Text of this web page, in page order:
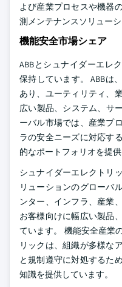
よび産業プロセスや機器
測メンテナンスソリュー
機能安全市場シェア
ABBとシュナイダーエレ
保持しています。 ABBは
あり、ユーティリティ、
広い製品、システム、サ
ーバル市場では、産業プ
ラの安全ニーズに対応す
的なポートフォリオを提供
シュナイダーエレクトリ
リューションのグローバ
ンター、インフラ、産業
お客様向けに幅広い製品
ています。 機能安全産業
リックは、組織が多様な
と規制遵守に対処するた
知識を提供しています。